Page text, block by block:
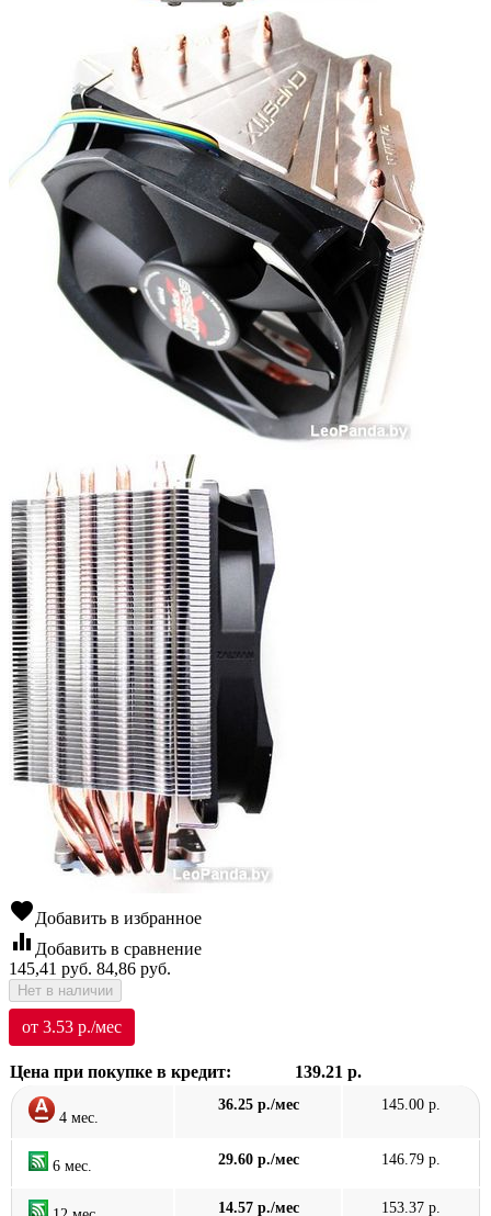
favoriteДобавить в избранное
equalizer Добавить в сравнение
145,41 руб. 84,86 руб.
Нет в наличии
от 3.53 р./мес
Цена при покупке в кредит: 139.21 р.
4 мес.
36.25 р./мес 145.00 р.
6 мес. 29.60 р./мес 146.79 р.
14.57 р./мес 153.37 р.